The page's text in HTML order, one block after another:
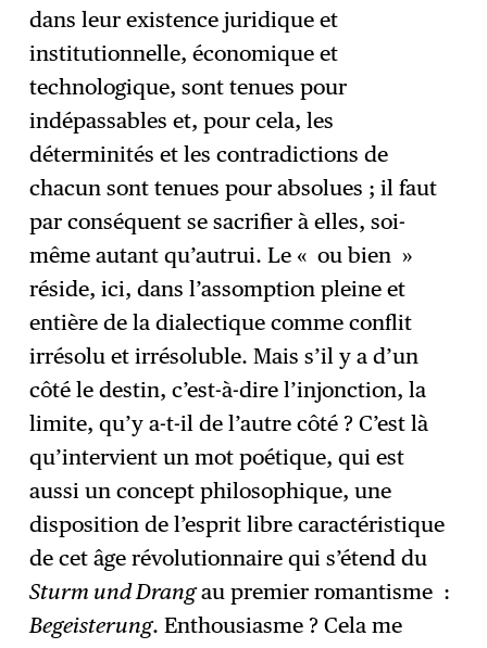
dans leur existence juridique et
institutionnelle, économique et
technologique, sont tenues pour
indépassables et, pour cela, les
déterminités et les contradictions de
chacun sont tenues pour absolues ; il faut
par conséquent se sacrifier à elles, soi-
même autant qu’autrui. Le « ou bien »
réside, ici, dans l’assomption pleine et
entière de la dialectique comme conflit
irrésolu et irrésoluble. Mais s’il y a d’un
côté le destin, c’est-à-dire l’injonction, la
limite, qu’y a-t-il de l’autre côté ? C’est là
qu’intervient un mot poétique, qui est
aussi un concept philosophique, une
disposition de l’esprit libre caractéristique
de cet âge révolutionnaire qui s’étend du
Sturm und Drangau premier romantisme :
Begeisterung. Enthousiasme ? Cela me